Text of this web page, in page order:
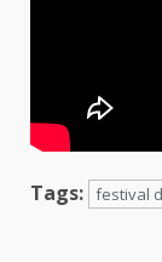
Tags: festival